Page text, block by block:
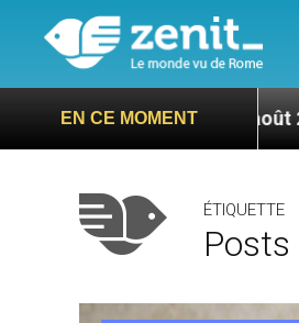
EN CE MOMENT
5 août 2026
ÉTIQUETTE
Posts